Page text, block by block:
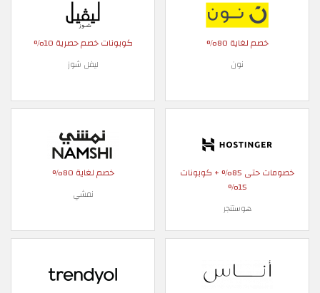
خصم لغاية 80%
نون
كوبونات خصم حصرية 10%
ليفل شوز
خصومات حتى 85% + كوبونات
15%
هوستنجر
خصم لغاية 80%
نمشي